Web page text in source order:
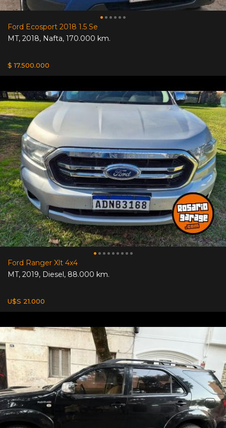
Ford Ecosport 2018 1.5 Se
MT, 2018, Nafta, 170.000 km.
$ 17.500.000
Ford Ranger Xlt 4x4
MT, 2019, Diesel, 88.000 km.
U$S 21.000